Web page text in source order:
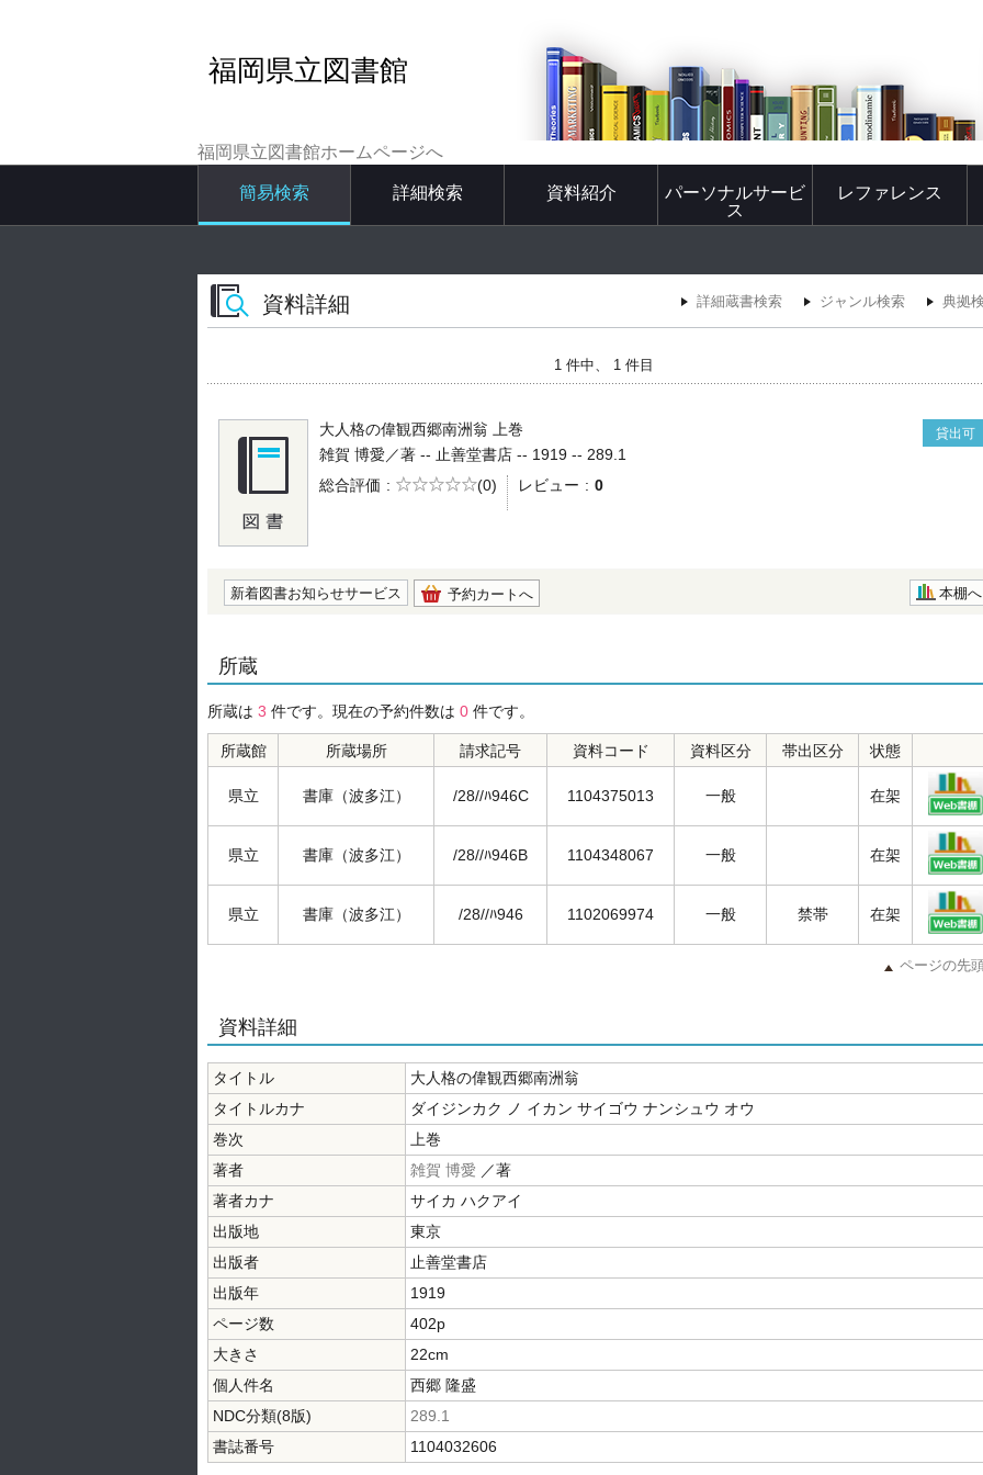
福岡県立図書館
福岡県立図書館ホームページへ
簡易検索 詳細検索 資料紹介
パーソナルサービ
ス
レファレンス
資料詳細 詳細蔵書検索 ジャンル検索 典拠
1 件中、 1 件目
大人格の偉観西郷南洲翁 上巻 貸出可
雑賀 博愛／著 -- 止善堂書店 -- 1919 -- 289.1
総合評価
5段階評価
(0) レビュー 0
新着図書お知らせサービス 予約カートへ 本棚へ
所蔵
所蔵は 3 件です。現在の予約件数は 0 件です。
所蔵館 所蔵場所 請求記号 資料コード 資料区分 帯出区分 状態
県立 書庫（波多江） /28//ﾊ946C 1104375013 一般 在架
県立 書庫（波多江） /28//ﾊ946B 1104348067 一般 在架
県立 書庫（波多江） /28//ﾊ946 1102069974 一般 禁帯 在架
ページの先
資料詳細
タイトル
大人格の偉観西郷南洲翁
タイトルカナ
ダイジンカク ノ イカン サイゴウ ナンシュウ オウ
巻次
上巻
著者
雑賀 博愛 ／著
著者カナ
サイカ ハクアイ
出版地
東京
出版者
止善堂書店
出版年
1919
ページ数
402p
大きさ
22cm
個人件名
西郷 隆盛
NDC分類(8版)
289.1
書誌番号
1104032606